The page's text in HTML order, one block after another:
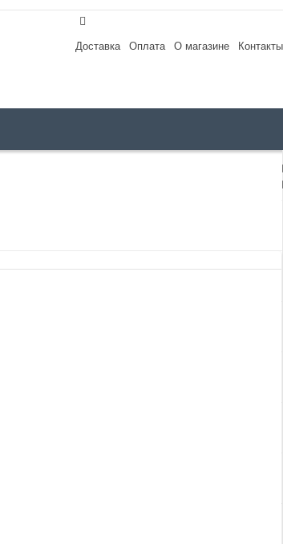
Доставка Оплата О магазине Контакты